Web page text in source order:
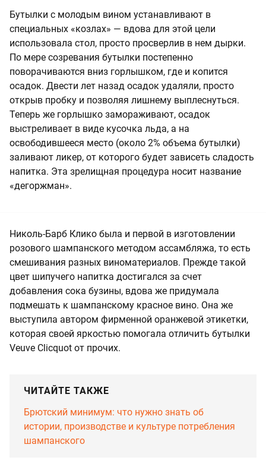
Бутылки с молодым вином устанавливают в
специальных «козлах» — вдова для этой цели
использовала стол, просто просверлив в нем дырки.
По мере созревания бутылки постепенно
поворачиваются вниз горлышком, где и копится
осадок. Двести лет назад осадок удаляли, просто
открыв пробку и позволяя лишнему выплеснуться.
Теперь же горлышко замораживают, осадок
выстреливает в виде кусочка льда, а на
освободившееся место (около 2% объема бутылки)
заливают ликер, от которого будет зависеть сладость
напитка. Эта зрелищная процедура носит название
«дегоржман».
Николь-Барб Клико была и первой в изготовлении
розового шампанского методом ассамбляжа, то есть
смешивания разных виноматериалов. Прежде такой
цвет шипучего напитка достигался за счет
добавления сока бузины, вдова же придумала
подмешать к шампанскому красное вино. Она же
выступила автором фирменной оранжевой этикетки,
которая своей яркостью помогала отличить бутылки
Veuve Clicquot от прочих.
ЧИТАЙТЕ ТАКЖЕ
Брютский минимум: что нужно знать об
истории, производстве и культуре потребления
шампанского